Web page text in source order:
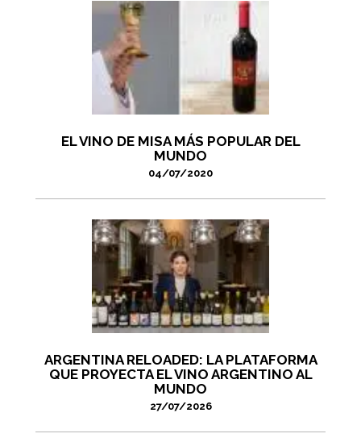
EL VINO DE MISA MÁS POPULAR DEL
MUNDO
04/07/2020
ARGENTINA RELOADED: LA PLATAFORMA
QUE PROYECTA EL VINO ARGENTINO AL
MUNDO
27/07/2026